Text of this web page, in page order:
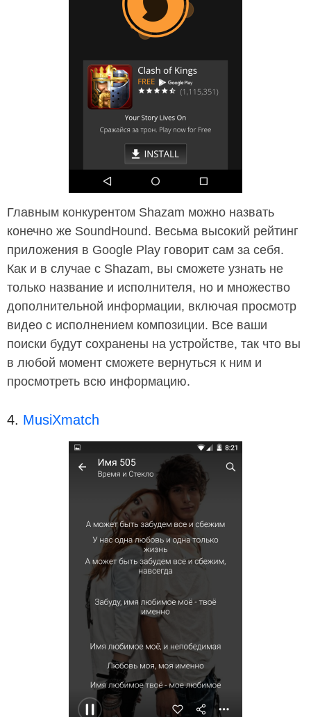
Главным конкурентом Shazam можно назвать
конечно же SoundHound. Весьма высокий рейтинг
приложения в Google Play говорит сам за себя.
Как и в случае с Shazam, вы сможете узнать не
только название и исполнителя, но и множество
дополнительной информации, включая просмотр
видео с исполнением композиции. Все ваши
поиски будут сохранены на устройстве, так что вы
в любой момент сможете вернуться к ним и
просмотреть всю информацию.
4. MusiXmatch